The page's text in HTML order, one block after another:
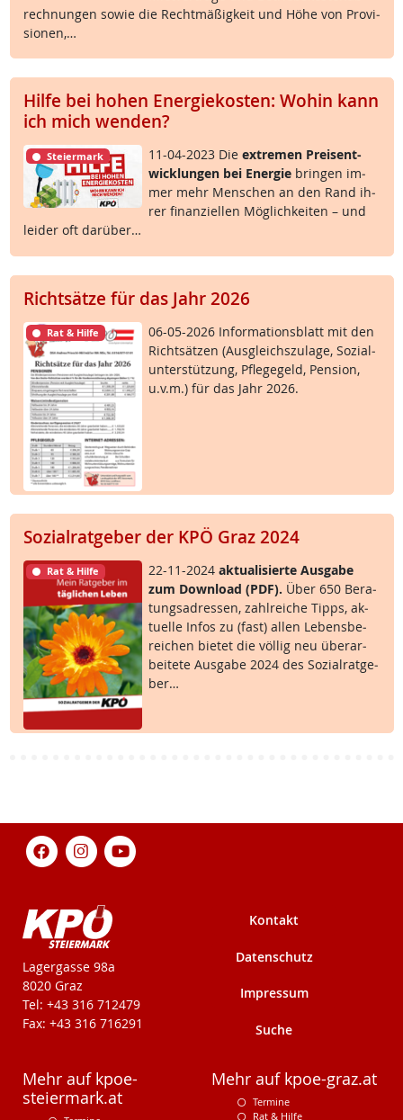
rech­nun­gen so­wie die Recht­mä­ß­ig­keit und Höhe von Pro­vi­
sio­nen,…
Hilfe bei hohen Energiekosten: Wohin kann
ich mich wenden?
Steiermark 11-04-2023 Die ex­t­re­men Preis­ent­
wick­lun­gen bei En­er­giebrin­gen im­
mer mehr Men­schen an den Rand ih­
rer fi­nan­zi­el­len Mög­lich­kei­ten – und
lei­der oft dar­über…
Richtsätze für das Jahr 2026
Rat & Hilfe
06-05-2026 In­for­ma­ti­ons­blatt mit den
Richt­sät­zen (Aus­g­leichs­zu­la­ge, So­zial­
un­ter­stüt­zung, Pf­le­ge­geld, Pen­si­on,
u.v.m.) für das Jahr 2026.
Sozialratgeber der KPÖ Graz 2024
Rat & Hilfe 22-11-2024 ak­tua­li­sier­te Aus­ga­be
zum Down­load (PDF). Über 650 Be­ra­
tungsadres­sen, zahl­rei­che Tipps, ak­
tu­el­le In­fos zu (fast) al­len Le­bens­be­
rei­chen bie­tet die völ­lig neu über­ar­
bei­te­te Aus­ga­be 2024 des So­zial­rat­ge­
ber…
KPÖ-Steiermark
Lagergasse 98a
8020 Graz
Tel: +43 316 712479
Fax: +43 316 716291
Kontakt
Datenschutz
Impressum
Suche
Mehr auf kpoe-
steiermark.at
Mehr auf kpoe-graz.at
Termine
Rat & Hilfe